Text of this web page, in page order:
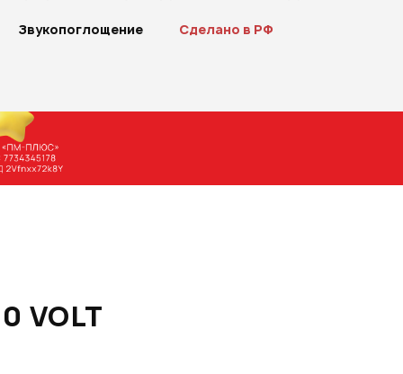
Звукопоглощение Сделано в РФ
VOLT